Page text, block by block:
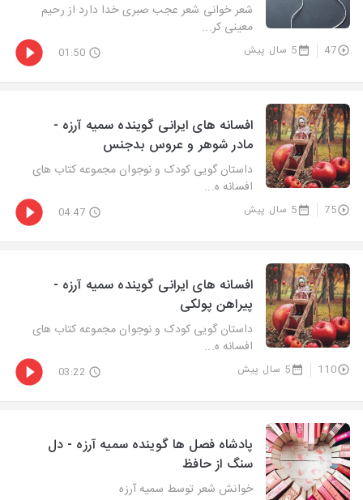
شعر خوانی شعر عجب صبری خدا دارد از رحیم
معینی کر...
47 5 سال پیش 01:50
افسانه های ایرانی گوینده سمیه آرزه -
مادر شوهر و عروس بدجنس
داستان گویی کودک و نوجوان مجموعه کتاب های
افسانه ه...
75 5 سال پیش 04:47
افسانه های ایرانی گوینده سمیه آرزه -
پیراهن پولکی
داستان گویی کودک و نوجوان مجموعه کتاب های
افسانه ه...
110 5 سال پیش 03:22
پادشاه فصل ها گوینده سمیه آرزه - دل
سنگ از حافظ
خوانش شعر توسط سمیه آرزه